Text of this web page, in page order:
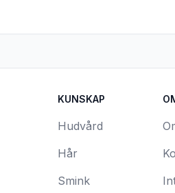
KUNSKAP
Hudvård
Hår
Smink